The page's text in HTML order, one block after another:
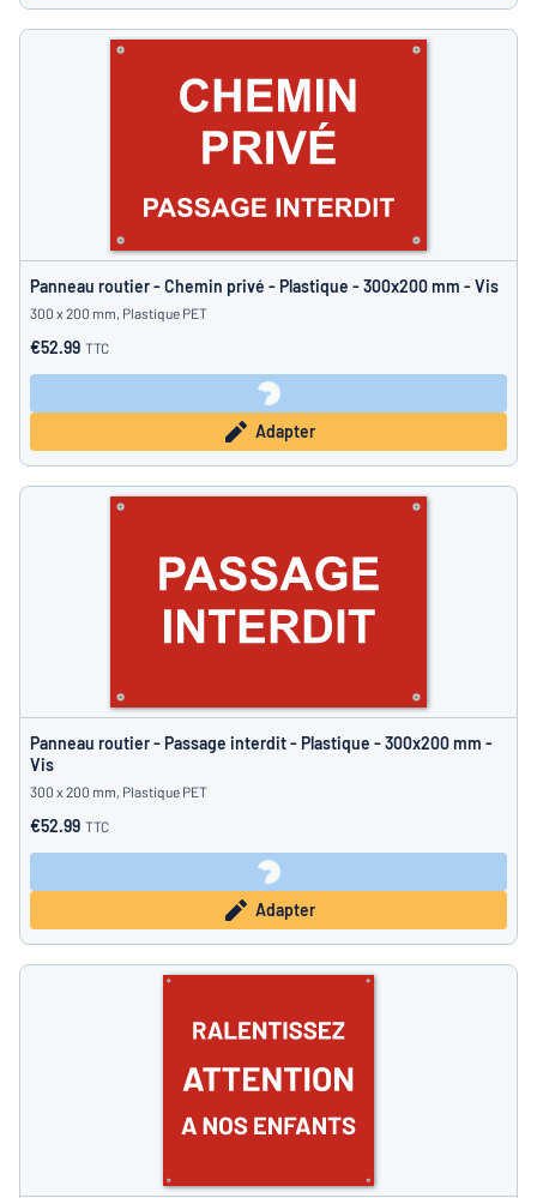
Panneau routier - Chemin privé - Plastique - 300x200 mm - Vis
300 x 200 mm, Plastique PET
€52.99 TTC
Adapter
Panneau routier - Passage interdit - Plastique - 300x200 mm -
Vis
300 x 200 mm, Plastique PET
€52.99 TTC
Adapter